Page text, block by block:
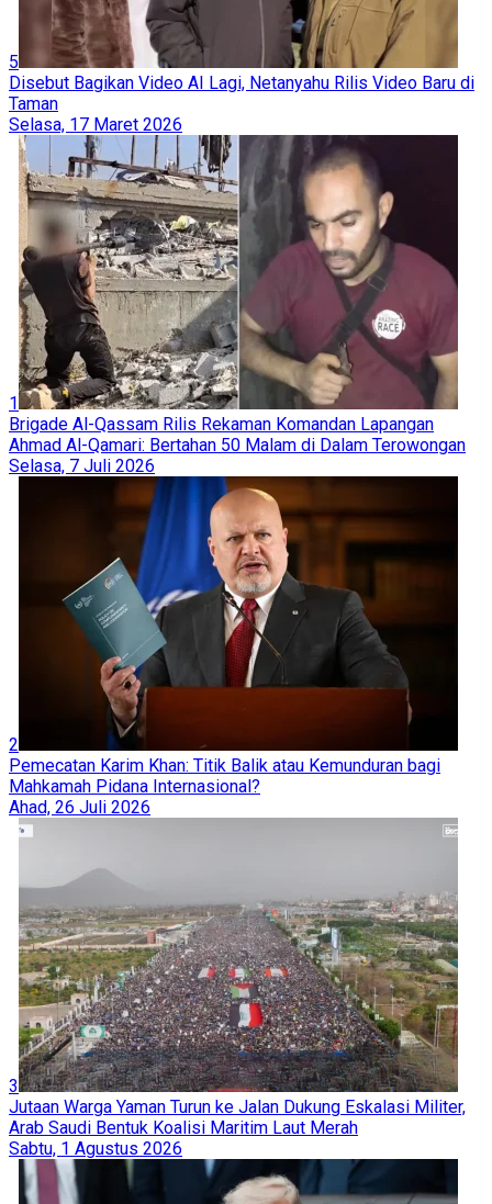
5
Disebut Bagikan Video AI Lagi, Netanyahu Rilis Video Baru di
Taman
Selasa, 17 Maret 2026
1
Brigade Al-Qassam Rilis Rekaman Komandan Lapangan
Ahmad Al-Qamari: Bertahan 50 Malam di Dalam Terowongan
Selasa, 7 Juli 2026
2
Pemecatan Karim Khan: Titik Balik atau Kemunduran bagi
Mahkamah Pidana Internasional?
Ahad, 26 Juli 2026
3
Jutaan Warga Yaman Turun ke Jalan Dukung Eskalasi Militer,
Arab Saudi Bentuk Koalisi Maritim Laut Merah
Sabtu, 1 Agustus 2026